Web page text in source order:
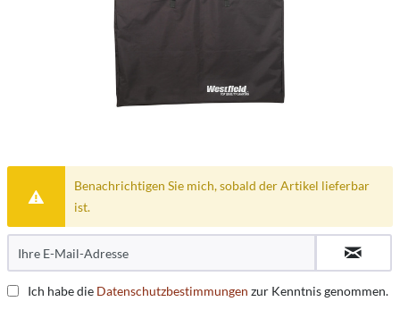
Benachrichtigen Sie mich, sobald der Artikel lieferbar
ist.
Ich habe die Datenschutzbestimmungen zur Kenntnis genommen.